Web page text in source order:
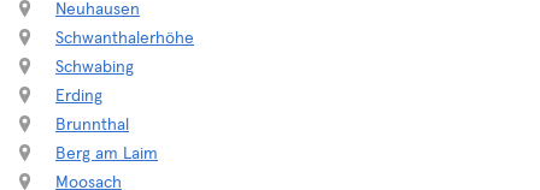
Neuhausen
Schwanthalerhöhe
Schwabing
Erding
Brunnthal
Berg am Laim
Moosach